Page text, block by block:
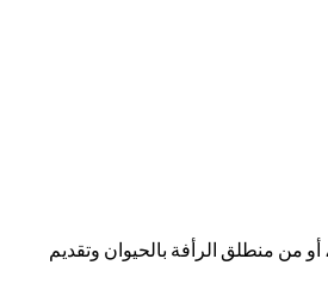
من منطلق الرأفة بالحيوان وتقديم